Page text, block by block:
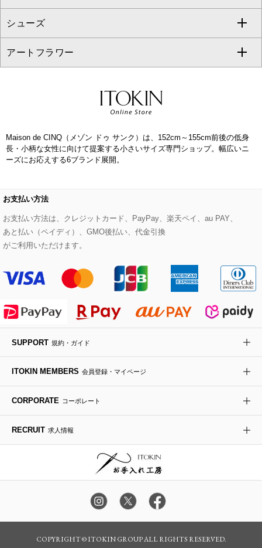
MK MICHEL KLEIN BAG
HIROKO BIS
HIROKO BIS GRANDE
タンクトップ・キャミソール
スウェット・ジャージー
その他のパンツ
その他のスカート
セットアップジャケット
セットアップパンツ
セットアップワンピース
その他のジャケット・スーツ
ダッフルコート
チェスターコート
ノーカラーコート
デニムジャケット
ダウンジャケット・コート
ストール・マフラー・スヌード
ベルト・サスペンダー
財布・名刺入れ・ケース
手袋
チャーム・ストラップ
ポーチ
傘・日傘
アイウェア
レッグウェア
時計
その他のグッズ・小物
ネックレス
ピアス・イヤリング
ブローチ・コサージュ
その他のアクセサリー
すべてのバッグ
トートバッグ
クラッチバッグ
ボディバッグ・メッセンジャーバッグ
トラベルバッグ
その他のバッグ
シューズ
すべてのシューズ
ブーツ・ブーティー
ローファー
ドレスシューズ
その他のシューズ
アートフラワー
オーキッド・胡蝶蘭
ラナンキュラス
ポプリアレンジ＆フレグランス
その他のアートフラワー
Maison de CINQ（メゾン ドゥ サンク）は、152cm～155cm前後の低身
長・小柄な女性に向けて提案する小さいサイズ専門ショップ。幅広いニ
ーズにお応えする6ブランド展開。
お支払い方法
お支払い方法は、クレジットカード、PayPay、楽天ペイ、au PAY、
あと払い（ペイディ）、GMO後払い、代金引換
がご利用いただけます。
SUPPORT 規約・ガイド
ITOKIN MEMBERS 会員登録・マイページ
CORPORATE コーポレート
RECRUIT 求人情報
COPYRIGHT © ITOKIN GROUP ALL RIGHTS RESERVED.